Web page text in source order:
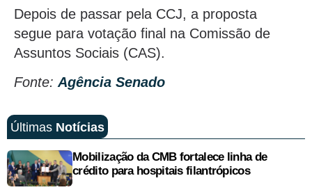
Depois de passar pela CCJ, a proposta
segue para votação final na Comissão de
Assuntos Sociais (CAS).
Fonte: Agência Senado
Últimas Notícias
Mobilização da CMB fortalece linha de
crédito para hospitais filantrópicos